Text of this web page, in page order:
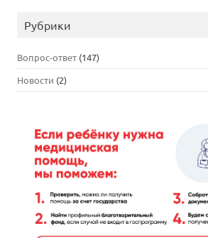
Рубрики
Вопрос-ответ (147)
Новости (2)